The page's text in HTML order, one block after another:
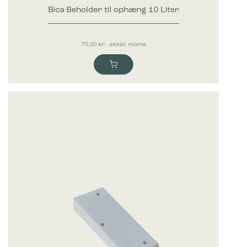
Bica Beholder til ophæng 10 Liter
70,00 kr. ekskl. moms